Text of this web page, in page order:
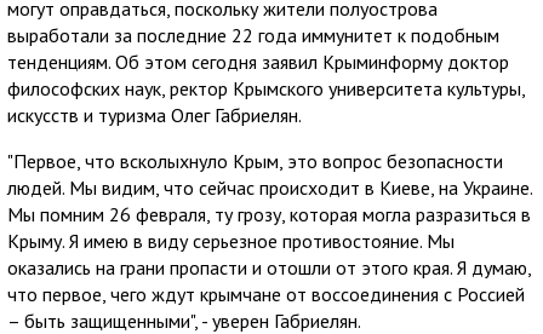
могут оправдаться, поскольку жители полуострова
выработали за последние 22 года иммунитет к подобным
тенденциям. Об этом сегодня заявил Крыминформу доктор
философских наук, ректор Крымского университета культуры,
искусств и туризма Олег Габриелян.
"Первое, что всколыхнуло Крым, это вопрос безопасности
людей. Мы видим, что сейчас происходит в Киеве, на Украине.
Мы помним 26 февраля, ту грозу, которая могла разразиться в
Крыму. Я имею в виду серьезное противостояние. Мы
оказались на грани пропасти и отошли от этого края. Я думаю,
что первое, чего ждут крымчане от воссоединения с Россией
– быть защищенными", - уверен Габриелян.